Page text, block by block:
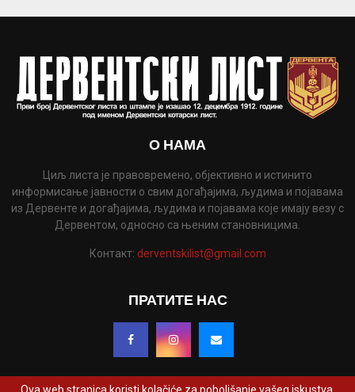
О НАМА
Циљ листа је правовремено, објективно и истинито
информисање јавности о свим догађајима, људима и појавама
из Дервенте и догађајима, људима и појавама које имају везу с
Дервентом, односно са њеним становницима.
Контакт: derventskilist@gmail.com
ПРАТИТЕ НАС